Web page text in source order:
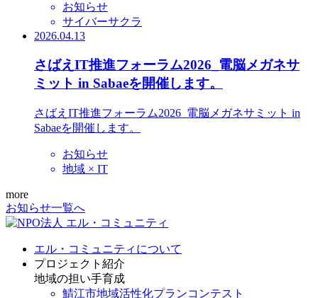
お知らせ
サイバーサクラ
2026.04.13
さばえIT推進フォーラム2026_電脳メガネサ
ミット in Sabaeを開催します。
さばえIT推進フォーラム2026_電脳メガネサミット in
Sabaeを開催します。
お知らせ
地域 × IT
more
お知らせ一覧へ
エル・コミュニティについて
プロジェクト紹介
地域の担い手育成
鯖江市地域活性化プランコンテスト